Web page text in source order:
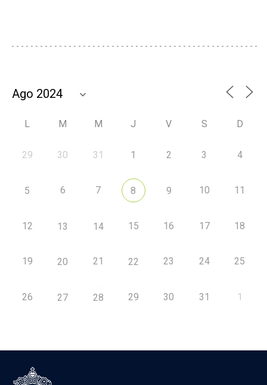
L M M J V S D
29 30 31 1 2 3 4
5 6 7 8 9 10 11
12 13 14 15 16 17 18
19 20 21 22 23 24 25
26 27 28 29 30 31 1